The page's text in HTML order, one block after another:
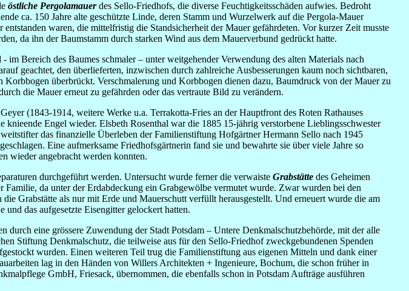
östliche Pergolamauerdes Sello-Friedhofs, die diverse Feuchtigkeitsschäden aufwies. Bedroht
ca. 150 Jahre alte geschützte Linde, deren Stamm und Wurzelwerk auf die Pergola-Mauer
waren, die mittelfristig die Standsicherheit der Mauer gefährdeten. Vor kurzer Zeit musste
da ihn der Baumstamm durch starken Wind aus dem Mauerverbund gedrückt hatte.
Bereich des Baumes schmaler – unter weitgehender Verwendung des alten Materials nach
geachtet, den überlieferten, inzwischen durch zahlreiche Ausbesserungen kaum noch sichtbaren,
überbrückt. Verschmalerung und Korbbogen dienen dazu, Baumdruck von der Mauer zu
die Mauer erneut zu gefährden oder das vertraute Bild zu verändern.
(1843-1914, weitere Werke u.a. Terrakotta-Fries an der Hauptfront des Roten Rathauses
knieende Engel wieder. Elsbeth Rosenthal war die 1885 15-jährig verstorbene Lieblingsschwester
das finanzielle Überleben der Familienstiftung Hofgärtner Hermann Sello nach 1945
Eine aufmerksame Friedhofsgärtnerin fand sie und bewahrte sie über viele Jahre so
wieder angebracht werden konnten.
durchgeführt werden. Untersucht wurde ferner die verwaisteGrabstätte des Geheimen
Familie, da unter der Erdabdeckung ein Grabgewölbe vermutet wurde. Zwar wurden bei den
Grabstätte als nur mit Erde und Mauerschutt verfüllt herausgestellt. Und erneuert wurde die am
und das aufgesetzte Eisengitter gelockert hatten.
durch eine grössere Zuwendung der Stadt Potsdam – Untere Denkmalschutzbehörde, mit der alle
Stiftung Denkmalschutz, die teilweise aus für den Sello-Friedhof zweckgebundenen Spenden
wurden. Einen weiteren Teil trug die Familienstiftung aus eigenen Mitteln und dank einer
lag in den Händen von Willers Architekten + Ingenieure, Bochum, die schon früher in
GmbH, Friesack, übernommen, die ebenfalls schon in Potsdam Aufträge ausführen